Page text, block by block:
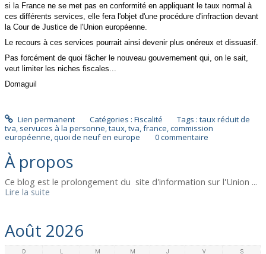
si la France ne se met pas en conformité en appliquant le taux normal à
ces différents services, elle fera l'objet d'une procédure d'infraction devant
la Cour de Justice de l'Union européenne.
Le recours à ces services pourrait ainsi devenir plus onéreux et dissuasif.
Pas forcément de quoi fâcher le nouveau gouvernement qui, on le sait,
veut limiter les niches fiscales...
Domaguil
Lien permanent Catégories : Fiscalité Tags :taux réduit de
tva, servuces à la personne,taux,tva,france,commission
européenne,quoi de neuf en europe 0commentaire
À propos
Ce blog est le prolongement du site d'information sur l'Union ...
Lire la suite
Août 2026
D L M M J V S